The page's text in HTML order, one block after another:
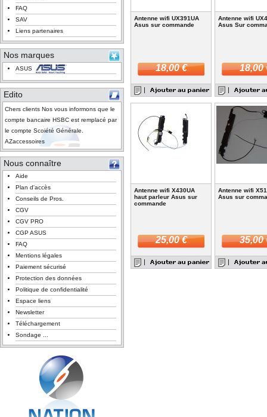
FAQ
SAV
Liens partenaires
Nos marques
ASUS
Edito
Chers clients Nos vous informons que le
compte bancaire HSBC est remplacé par
le compte Scoiété Générale.
AZaccessoires
Nous connaître
Aide
Plan d'accès
Conseils de Pros.
CGV
CGV PRO
CGP ASUS
FAQ
Mentions légales
Paiement sécurisé
Protection des données
Politique de confidentialité
Espace liens
Newsletter
Téléchargement
Sondage ...
Antenne wifi UX391UA
Asus sur commande
18,00 €
Antenne wifi
Asus Sur
18,00
Antenne wifi X430UA
haut parleur Asus sur
commande
25,00 €
Antenne wifi
Asus sur
35,00